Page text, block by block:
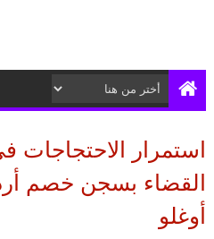
استمرار الاحتجاجات
القضاء بسجن خصم
أوغلو